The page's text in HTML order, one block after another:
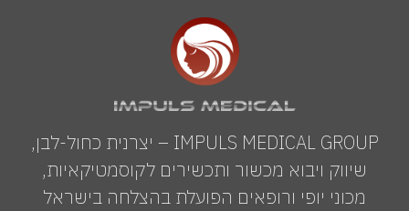
IMPULS MEDICAL GROUP – יצרנית כחול-לבן,
שיווק ויבוא מכשור ותכשירים לקוסמטיקאיות,
מכוני יופי ורופאים הפועלת בהצלחה בישראל